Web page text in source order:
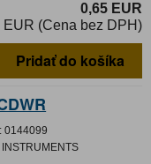
0,65 EUR
EUR (Cena bez DPH)
Pridať do košíka
0144099